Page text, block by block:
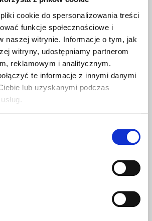
cookie do spersonalizowania treści
funkcje społecznościowe i
naszej witrynie. Informacje o tym, jak
witryny, udostępniamy partnerom
reklamowym i analitycznym.
te informacje z innymi danymi
lub uzyskanymi podczas
och välj
lämpliga
ger till dig möjlighet skapa
lagernivåer, potentiella
många andra faktorer beaktas.
och effekterna
ändringar. Välj säkert de som bäst
nuvarande affärsmål.